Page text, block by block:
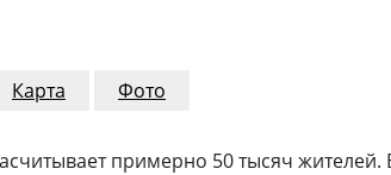
Карта Фото
примерно 50 тысяч жителей.